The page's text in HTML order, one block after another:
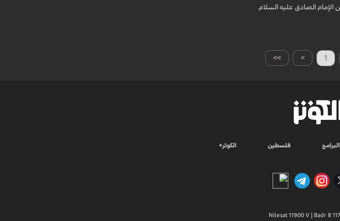
الصادق عليه السلام.
>> > 1
البرامج فلسطين الكوثر+
Nilesat 11900 V | Badr 8